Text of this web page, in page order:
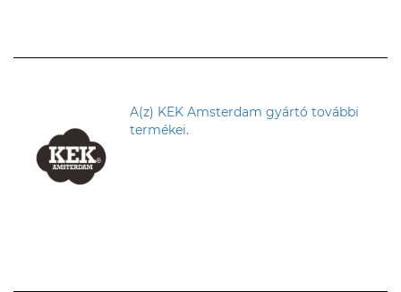
A(z) KEK Amsterdam gyártó további
termékei.